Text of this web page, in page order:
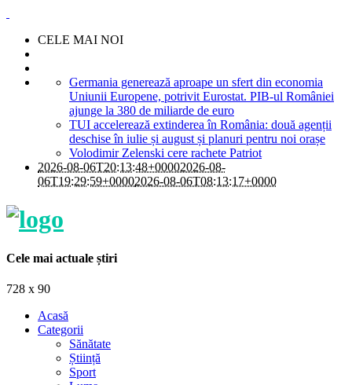
CELE MAI NOI
Germania generează aproape un sfert din economia
Uniunii Europene, potrivit Eurostat. PIB-ul României
ajunge la 380 de miliarde de euro
TUI accelerează extinderea în România: două agenții
deschise în iulie și august și planuri pentru noi orașe
Volodimir Zelenski cere rachete Patriot
2026-08-06T20:13:48+00002026-08-
06T19:29:59+00002026-08-06T08:13:17+0000
Cele mai actuale știri
728 x 90
Acasă
Categorii
Sănătate
Știință
Sport